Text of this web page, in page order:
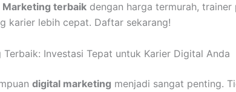
terbaik dengan harga termurah, trainer
karier lebih cepat. Daftar sekarang!
Investasi Tepat untuk Karier Digital Anda
digital marketing menjadi sangat penting.